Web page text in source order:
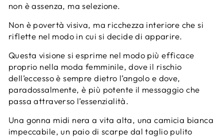
non è assenza, ma selezione.
Non è povertà visiva, ma ricchezza interiore che si
riflette nel modo in cui si decide di apparire.
Questa visione si esprime nel modo più efficace
proprio nella moda femminile, dove il rischio
dell’eccesso è sempre dietro l’angolo e dove,
paradossalmente, è più potente il messaggio che
passa attraverso l’essenzialità.
Una gonna midi nera a vita alta, una camicia bianca
impeccabile, un paio di scarpe dal taglio pulito